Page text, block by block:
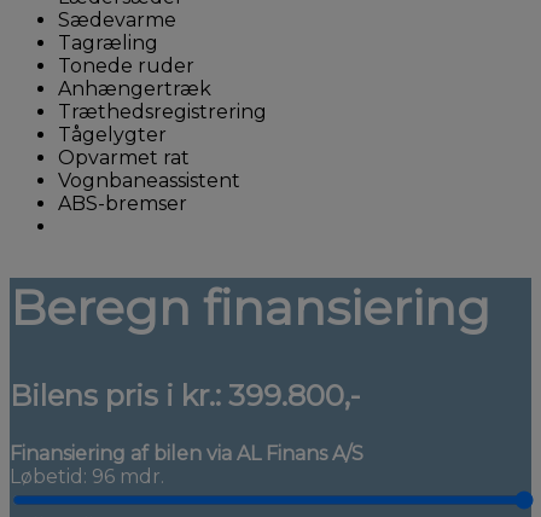
Sædevarme
Tagræling
Tonede ruder
Anhængertræk
Træthedsregistrering
Tågelygter
Opvarmet rat
Vognbaneassistent
ABS-bremser
Beregn finansiering
Bilens pris i kr.: 399.800,-
Finansiering af bilen via AL Finans A/S
Løbetid: 96 mdr.